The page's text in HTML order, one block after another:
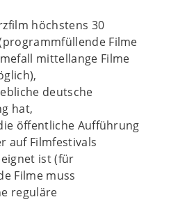
höchstens 30
Filme
mittellange Filme
deutsche
hat,
öffentliche Aufführung
auf Filmfestivals
ist (für
Filme muss
reguläre